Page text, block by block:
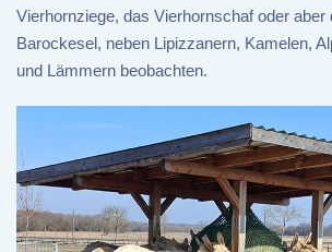
Vierhornziege, das Vierhornschaf oder aber
Barockesel, neben Lipizzanern, Kamelen,
und Lämmern beobachten.